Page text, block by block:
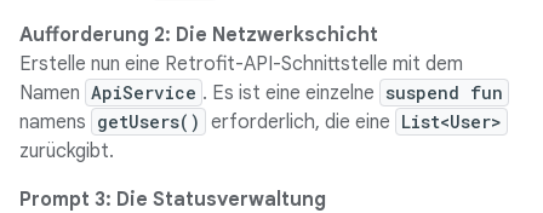
Aufforderung 2: Die Netzwerkschicht
Erstelle nun eine Retrofit-API-Schnittstelle mit dem
Namen ApiService . Es ist eine einzelne suspend fun
namens getUsers() erforderlich, die eine List<User>
zurückgibt.
Prompt 3: Die Statusverwaltung